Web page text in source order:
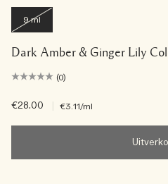
9 ml
Dark Amber & Ginger Lily
(0)
€28.00 €3.11/ml